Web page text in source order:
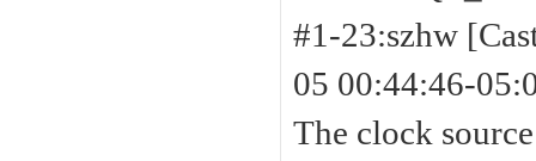
#1-
05 00:44:46-
The clock